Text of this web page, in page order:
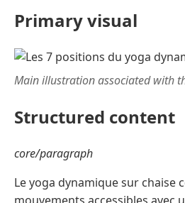
Primary visual
Main illustration associated with
Structured content
core/paragraph
Le yoga dynamique sur chaise